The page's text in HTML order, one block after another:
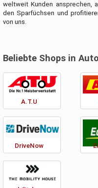
weltweit Kunden ansprechen,
den Sparfüchsen und
von uns.
Beliebte Shops in
A.T.U
DriveNow